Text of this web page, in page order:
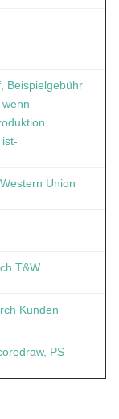
Beispielgebühr
Union
T&W
Kunden
PS